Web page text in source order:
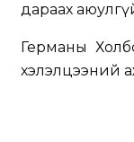
дараах
Германы
хэлэлцээний